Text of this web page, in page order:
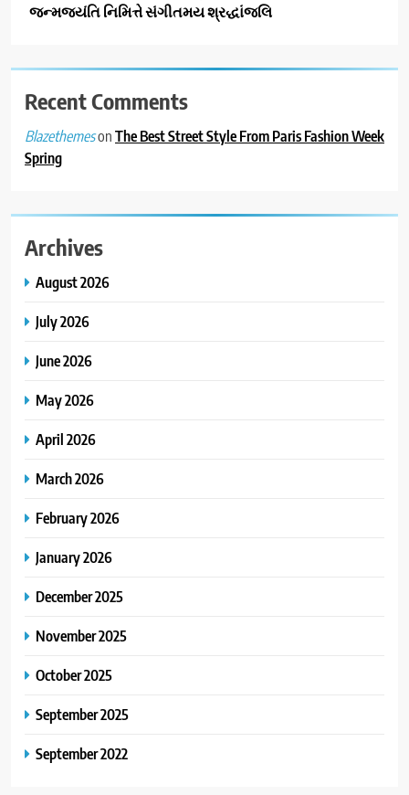
જન્મજયંતિ નિમિત્તે સંગીતમય શ્રદ્ધાંજલિ
Recent Comments
BlazethemesonThe Best Street Style From Paris Fashion Week
Spring
Archives
August 2026
July 2026
June 2026
May 2026
April 2026
March 2026
February 2026
January 2026
December 2025
November 2025
October 2025
September 2025
September 2022